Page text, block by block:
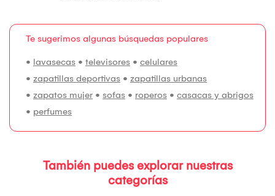
Te sugerimos algunas búsquedas populares
• lavasecas • televisores • celulares
• zapatillas deportivas • zapatillas urbanas
• zapatos mujer • sofas • roperos • casacas y abrigos
• perfumes
También puedes explorar nuestras
categorías